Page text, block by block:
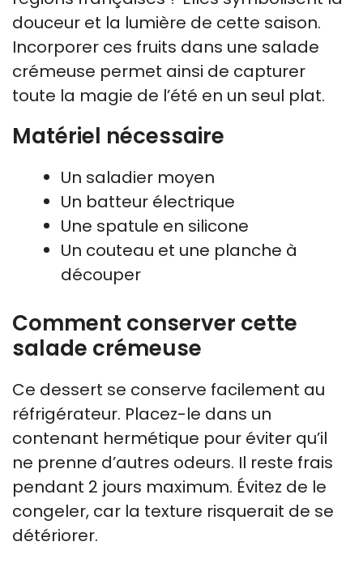
douceur et la lumière de cette saison.
Incorporer ces fruits dans une salade
crémeuse permet ainsi de capturer
toute la magie de l’été en un seul plat.
Matériel nécessaire
Un saladier moyen
Un batteur électrique
Une spatule en silicone
Un couteau et une planche à
découper
Comment conserver cette
salade crémeuse
Ce dessert se conserve facilement au
réfrigérateur. Placez-le dans un
contenant hermétique pour éviter qu’il
ne prenne d’autres odeurs. Il reste frais
pendant 2 jours maximum. Évitez de le
congeler, car la texture risquerait de se
détériorer.